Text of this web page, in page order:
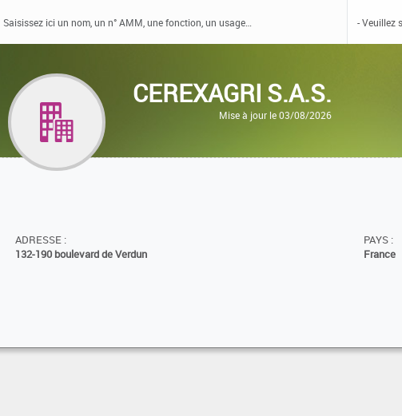
CEREXAGRI S.A.S.
Mise à jour le 03/08/2026
ADRESSE :
132-190 boulevard de Verdun
PAYS :
France